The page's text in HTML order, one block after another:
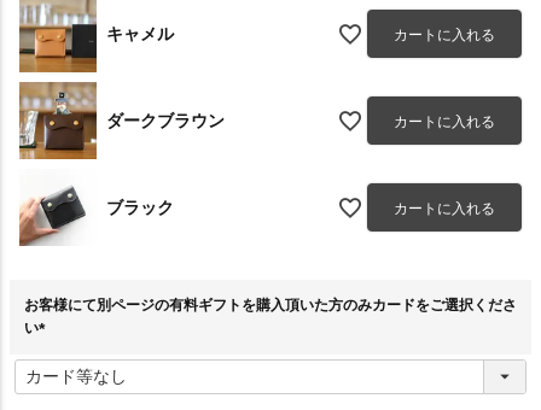
キャメル カートに入れる
ダークブラウン カートに入れる
ブラック カートに入れる
お客様にて別ページの有料ギフトを購入頂いた方のみカードをご選択くださ
い
必
須